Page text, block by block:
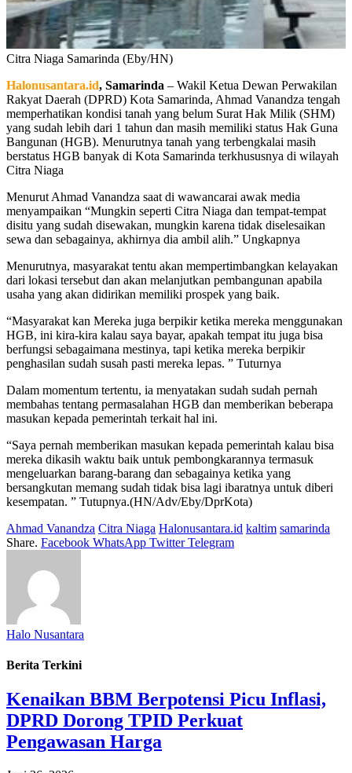
Citra Niaga Samarinda (Eby/HN)
Halonusantara.id, Samarinda – Wakil Ketua Dewan Perwakilan
Rakyat Daerah (DPRD) Kota Samarinda, Ahmad Vanandza tengah
memperhatikan kondisi tanah yang belum Surat Hak Milik (SHM)
yang sudah lebih dari 1 tahun dan masih memiliki status Hak Guna
Bangunan (HGB). Menurutnya tanah yang terbengkalai masih
berstatus HGB banyak di Kota Samarinda terkhususnya di wilayah
Citra Niaga
Menurut Ahmad Vanandza saat di wawancarai awak media
menyampaikan “Mungkin seperti Citra Niaga dan tempat-tempat
disitu yang sudah disewakan, mungkin karena tidak diselesaikan
sewa dan sebagainya, akhirnya dia ambil alih.” Ungkapnya
Menurutnya, masyarakat tentu akan mempertimbangkan kelayakan
dari lokasi tersebut dan akan melanjutkan pembangunan apabila
usaha yang akan didirikan memiliki prospek yang baik.
“Masyarakat kan Mereka juga berpikir ketika mereka menggunakan
HGB, ini kira-kira kalau saya bayar, apakah tempat itu juga bisa
berfungsi sebagaimana mestinya, tapi ketika mereka berpikir
penghasilan sudah susah pasti mereka lepas. ” Tuturnya
Dalam momentum tertentu, ia menyatakan sudah sudah pernah
membahas tentang permasalahan HGB dan memberikan beberapa
masukan kepada pemerintah terkait hal ini.
“Saya pernah memberikan masukan kepada pemerintah kalau bisa
mereka dikasih waktu baik untuk pembongkarannya termasuk
mengeluarkan barang-barang dan sebagainya ketika yang
bersangkutan memang sudah tidak bisa lagi ibaratnya untuk diberi
kesempatan. ” Tutupnya.(HN/Adv/Eby/DprKota)
Ahmad Vanandza Citra Niaga Halonusantara.id kaltim samarinda
Share. Facebook WhatsApp Twitter Telegram
Halo Nusantara
Berita Terkini
Kenaikan BBM Berpotensi Picu Inflasi,
DPRD Dorong TPID Perkuat
Pengawasan Harga